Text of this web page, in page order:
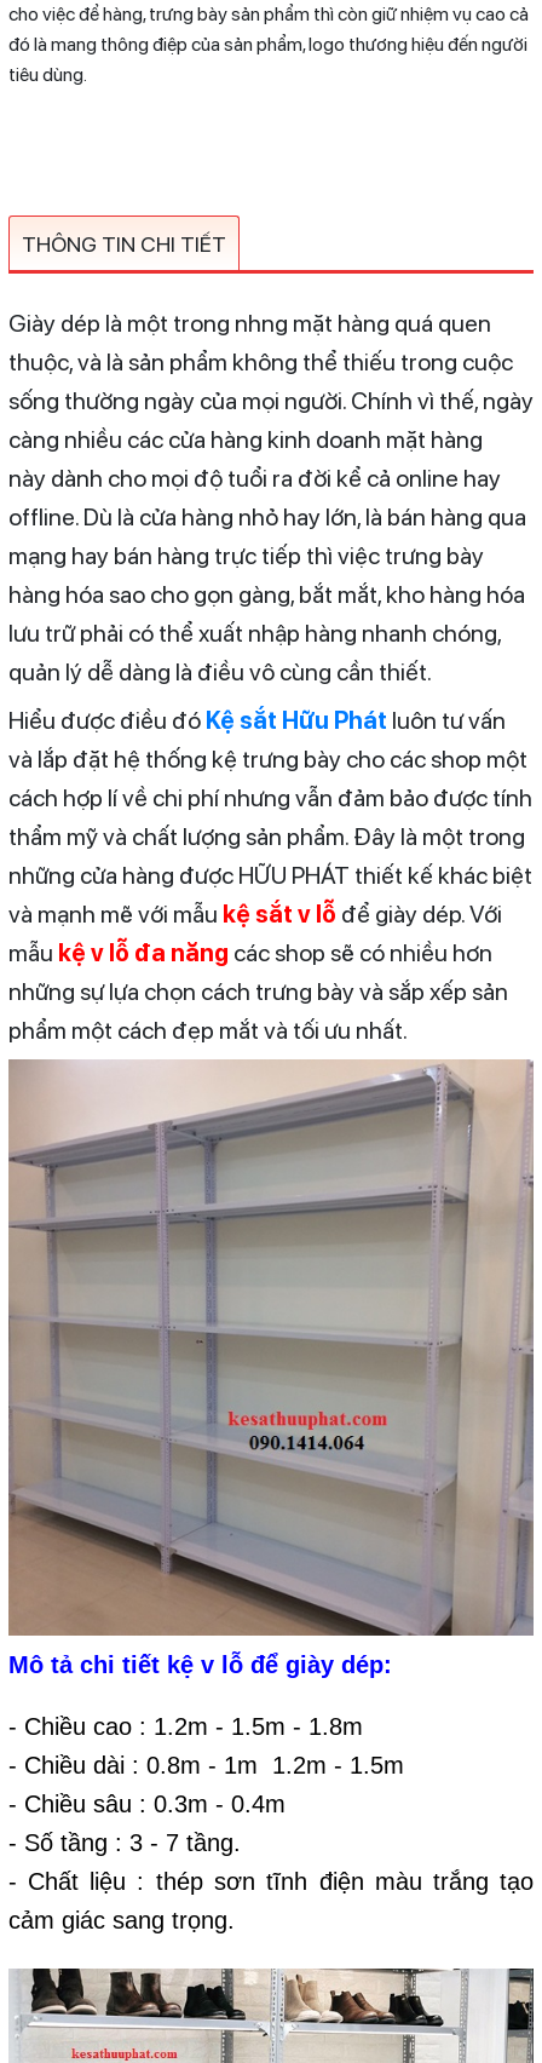
cho việc để hàng, trưng bày sản phẩm thì còn giữ nhiệm vụ cao cả
đó là mang thông điệp của sản phẩm, logo thương hiệu đến người
tiêu dùng.
THÔNG TIN CHI TIẾT
Giày dép là một trong nhng mặt hàng quá quen
thuộc, và là sản phẩm không thể thiếu trong cuộc
sống thường ngày của mọi người. Chính vì thế, ngày
càng nhiều các cửa hàng kinh doanh mặt hàng
này dành cho mọi độ tuổi ra đời kể cả online hay
offline. Dù là cửa hàng nhỏ hay lớn, là bán hàng qua
mạng hay bán hàng trực tiếp thì việc trưng bày
hàng hóa sao cho gọn gàng, bắt mắt, kho hàng hóa
lưu trữ phải có thể xuất nhập hàng nhanh chóng,
quản lý dễ dàng là điều vô cùng cần thiết.
Hiểu được điều đó Kệ sắt Hữu Phát luôn tư vấn
và lắp đặt hệ thống kệ trưng bày cho các shop một
cách hợp lí về chi phí nhưng vẫn đảm bảo được tính
thẩm mỹ và chất lượng sản phẩm. Đây là một trong
những cửa hàng được HỮU PHÁT thiết kế khác biệt
và mạnh mẽ với mẫu kệ sắt v lỗ để giày dép. Với
mẫu kệ v lỗ đa năng các shop sẽ có nhiều hơn
những sự lựa chọn cách trưng bày và sắp xếp sản
phẩm một cách đẹp mắt và tối ưu nhất.
Mô tả chi tiết kệ v lỗ để giày dép:
- Chiều cao : 1.2m - 1.5m - 1.8m
- Chiều dài : 0.8m - 1m 1.2m - 1.5m
- Chiều sâu : 0.3m - 0.4m
- Số tầng : 3 - 7 tầng.
- Chất liệu : thép sơn tĩnh điện màu trắng tạo
cảm giác sang trọng.